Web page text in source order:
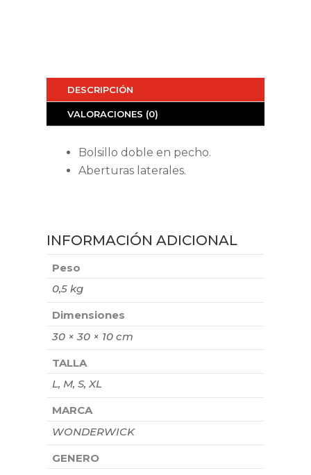
DESCRIPCIÓN
VALORACIONES (0)
Bolsillo doble en pecho.
Aberturas laterales.
INFORMACIÓN ADICIONAL
Peso
0,5 kg
Dimensiones
30 × 30 × 10 cm
TALLA
L, M, S, XL
MARCA
WONDERWICK
GENERO